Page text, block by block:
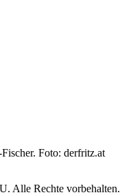
Foto: derfritz.at
Alle Rechte vorbehalten.